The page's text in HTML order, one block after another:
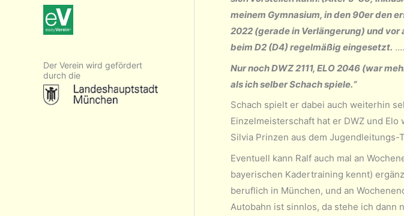
e
s
h
i
Der Verein wird gefördert
durch die
meinem Gymnasium, in den 90er den
2022 (gerade in Verlängerung) und vor
beim D2 (D4) regelmäßig eingesetzt.
Nur noch DWZ 2111, ELO 2046 (war
als ich selber Schach spiele.“
Schach spielt er dabei auch weiterhin
Einzelmeisterschaft hat er DWZ und
Silvia Prinzen aus dem
Eventuell kann Ralf auch mal an
bayerischen Kadertraining kennt)
beruflich in München, und an
Autobahn ist sinnlos, da stehe ich dann